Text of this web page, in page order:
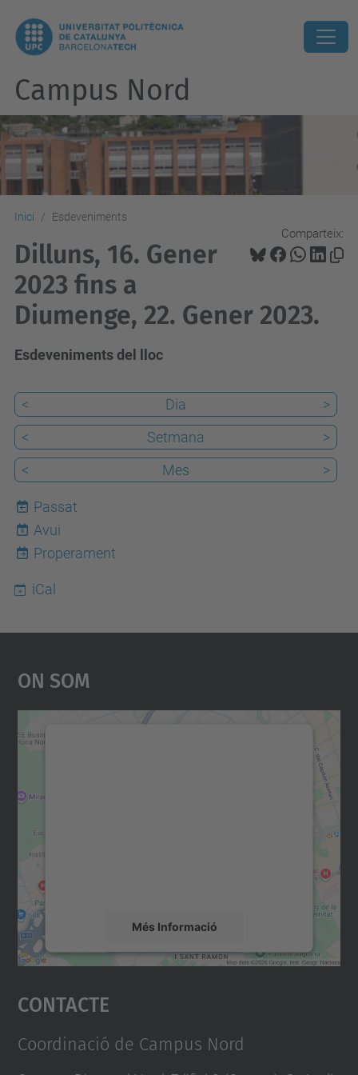
Campus Nord
Inici Esdeveniments
Comparteix:
Dilluns, 16. Gener
2023 fins a
Diumenge, 22. Gener 2023.
Esdeveniments del lloc
< Dia
>
<
Setmana
>
<
Mes >
Passat
6
Avui
Properament
iCal
On Som
Més Informació
Accepta
powered by
Contacte
Coordinació de Campus Nord